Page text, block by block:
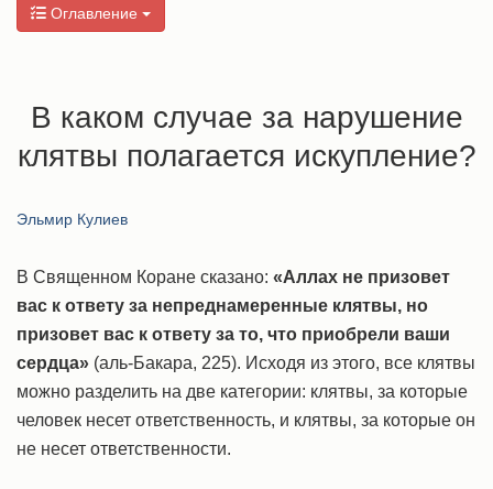
Оглавление
В каком случае за нарушение
клятвы полагается искупление?
Эльмир Кулиев
В Священном Коране сказано: «Аллах не призовет
вас к ответу за непреднамеренные клятвы, но
призовет вас к ответу за то, что приобрели ваши
сердца» (аль-Бакара, 225). Исходя из этого, все клятвы
можно разделить на две категории: клятвы, за которые
человек несет ответственность, и клятвы, за которые он
не несет ответственности.